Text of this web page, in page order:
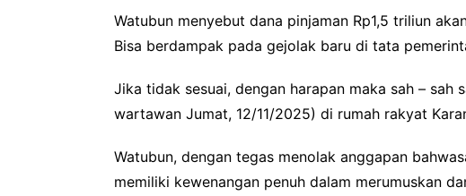
Watubun menyebut dana pinjaman Rp1,5 triliun
Bisa berdampak pada gejolak baru di tata
Jika tidak sesuai, dengan harapan maka sah – sah
wartawan Jumat, 12/11/2025) di rumah rakyat
Watubun, dengan tegas menolak anggapan
memiliki kewenangan penuh dalam merumuskan